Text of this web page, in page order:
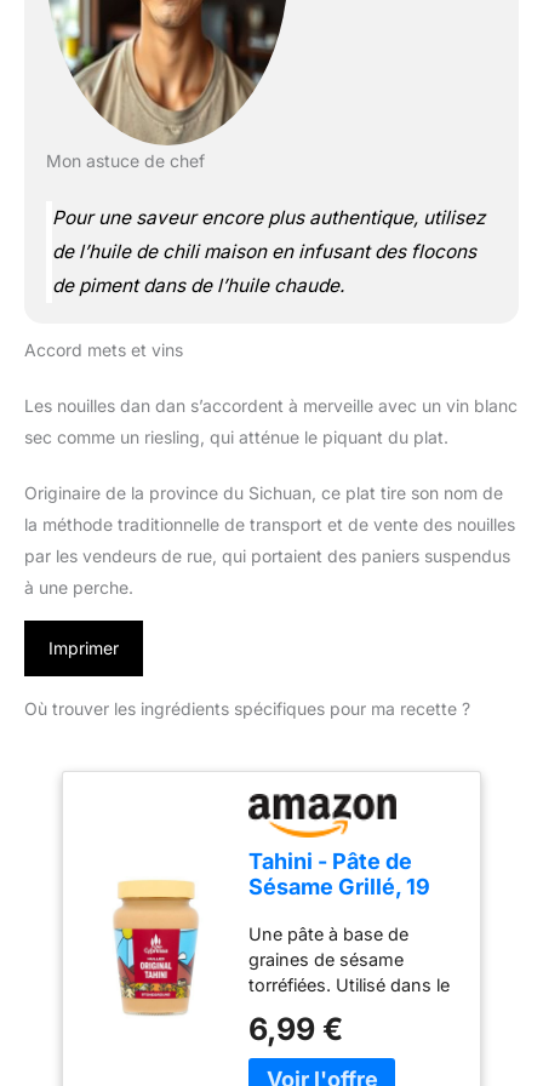
Mon astuce de chef
Pour une saveur encore plus authentique, utilisez
de l’huile de chili maison en infusant des flocons
de piment dans de l’huile chaude.
Accord mets et vins
Les nouilles dan dan s’accordent à merveille avec un vin blanc
sec comme un riesling, qui atténue le piquant du plat.
Originaire de la province du Sichuan, ce plat tire son nom de
la méthode traditionnelle de transport et de vente des nouilles
par les vendeurs de rue, qui portaient des paniers suspendus
à une perche.
Imprimer
Où trouver les ingrédients spécifiques pour ma recette ?
Tahini - Pâte de
Sésame Grillé, 19
Une pâte à base de
graines de sésame
torréfiées. Utilisé dans le
salades et mangé
comme une étalée sur le
6,99 €